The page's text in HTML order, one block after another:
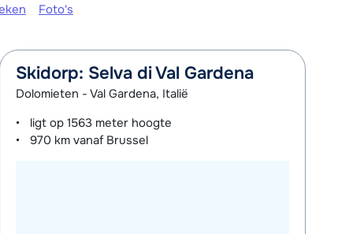
Foto's
Skidorp: Selva di Val Gardena
Dolomieten - Val Gardena, Italië
ligt op1563 meter hoogte
970 km vanaf Brussel